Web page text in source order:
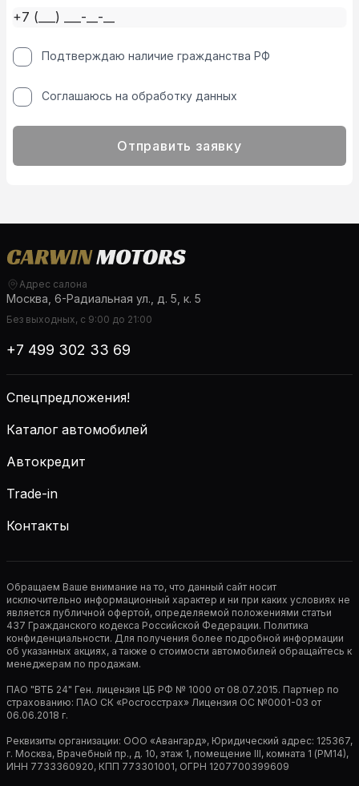
Подтверждаю наличие гражданства РФ
Соглашаюсь на обработку данных
Отправить заявку
Адрес салона
Москва, 6-Радиальная ул., д. 5, к. 5
Без выходных, с 9:00 до 21:00
+7 499 302 33 69
Спецпредложения!
Каталог автомобилей
Автокредит
Trade-in
Контакты
Обращаем Ваше внимание на то, что данный сайт носит
исключительно информационный характер и ни при каких условиях не
является публичной офертой, определяемой положениями статьи
437 Гражданского кодекса Российской Федерации. Политика
конфиденциальности. Для получения более подробной информации
об указанных акциях, а также о стоимости автомобилей обращайтесь к
менеджерам по продажам.
ПАО "ВТБ 24" Ген. лицензия ЦБ РФ № 1000 от 08.07.2015. Партнер по
страхованию: ПАО СК «Росгосстрах» Лицензия ОС №0001-03 от
06.06.2018 г.
Реквизиты организации: ООО «Авангард», Юридический адрес: 125367,
г. Москва, Врачебный пр., д. 10, этаж 1, помещение III, комната 1 (РМ14),
ИНН 7733360920, КПП 773301001, ОГРН 1207700399609